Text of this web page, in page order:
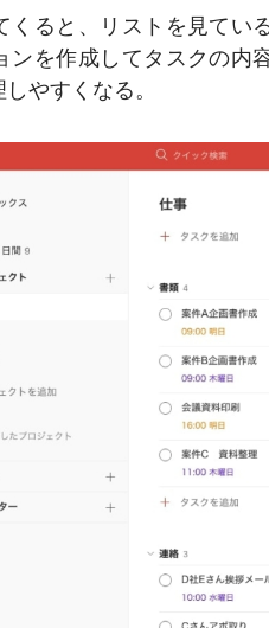
ると、リストを見てい
ンを作成してタスクの内
やすくなる。